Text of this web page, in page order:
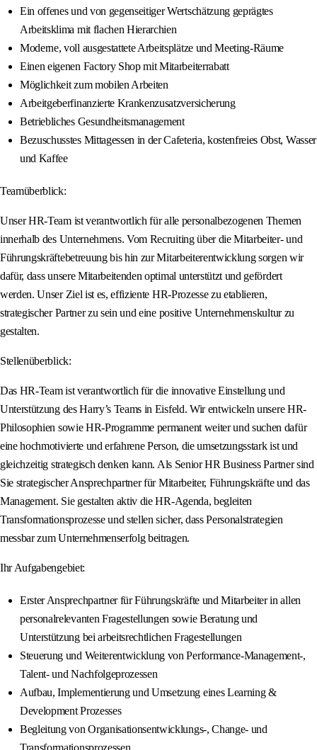
Ein offenes und von gegenseitiger Wertschätzung geprägtes
Arbeitsklima mit flachen Hierarchien
Moderne, voll ausgestattete Arbeitsplätze und Meeting-Räume
Einen eigenen Factory Shop mit Mitarbeiterrabatt
Möglichkeit zum mobilen Arbeiten
Arbeitgeberfinanzierte Krankenzusatzversicherung
Betriebliches Gesundheitsmanagement
Bezuschusstes Mittagessen in der Cafeteria, kostenfreies Obst, Wasser
und Kaffee
Teamüberblick:
Unser HR-Team ist verantwortlich für alle personalbezogenen Themen
innerhalb des Unternehmens. Vom Recruiting über die Mitarbeiter- und
Führungskräftebetreuung bis hin zur Mitarbeiterentwicklung sorgen wir
dafür, dass unsere Mitarbeitenden optimal unterstützt und gefördert
werden. Unser Ziel ist es, effiziente HR-Prozesse zu etablieren,
strategischer Partner zu sein und eine positive Unternehmenskultur zu
gestalten.
Stellenüberblick:
Das HR-Team ist verantwortlich für die innovative Einstellung und
Unterstützung des Harry’s Teams in Eisfeld. Wir entwickeln unsere HR-
Philosophien sowie HR-Programme permanent weiter und suchen dafür
eine hochmotivierte und erfahrene Person, die umsetzungsstark ist und
gleichzeitig strategisch denken kann. Als Senior HR Business Partner sind
Sie strategischer Ansprechpartner für Mitarbeiter, Führungskräfte und das
Management. Sie gestalten aktiv die HR-Agenda, begleiten
Transformationsprozesse und stellen sicher, dass Personalstrategien
messbar zum Unternehmenserfolg beitragen.
Ihr Aufgabengebiet:
Erster Ansprechpartner für Führungskräfte und Mitarbeiter in allen
personalrelevanten Fragestellungen sowie Beratung und
Unterstützung bei arbeitsrechtlichen Fragestellungen
Steuerung und Weiterentwicklung von Performance-Management-,
Talent- und Nachfolgeprozessen
Aufbau, Implementierung und Umsetzung eines Learning &
Development Prozesses
Begleitung von Organisationsentwicklungs-, Change- und